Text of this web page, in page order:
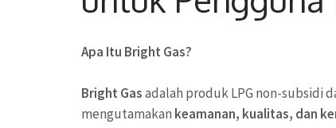
Apa Itu Bright Gas?
Bright Gasadalah produk LPG non-subsidi
mengutamakan keamanan, kualitas, dan